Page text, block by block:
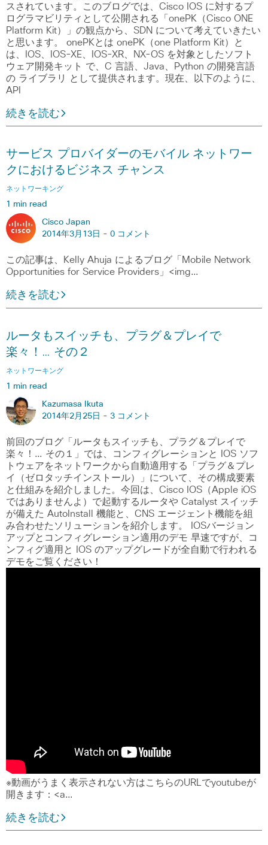
スされています。このブログでは、Cisco IOS に対するプ
ログラマビリティとして公開される「onePK（Cisco ONE
Platform Kit）」の観点から、SDN について考えていきたい
と思います。 onePKとは onePK（one Platform Kit）と
は、IOS、IOS-XE、IOS-XR、NX-OS を対象としたソフト
ウェア開発キット で、C 言語、Java、Python の開発言語
の ライブラリ として提供されます。現在、以下のように、
API
続きを読む
サービス プロバイダーのモバイル ネットワー
クにおけるビジネス チャンス
ネットワーキング
1 min read
Cisco Japan
2014年3月13日 - 0 コメント
この記事は、Kelly Ahuja によるブログ「Mobile Network
Opportunities for Service Providers」<img…
続きを読む
ルータもスイッチも、プラグ＆プレイで
楽々！… その２
ネットワーキング
1 min read
Kazumasa Ikuta
2014年2月25日 - 3 コメント
前回のブログ「ルータもスイッチも、プラグ＆プレイで
楽々！… その１」では、コンフィグレーションと IOS ソフ
トウェアをネットワークから自動適用する「プラグ＆プレ
イ（ゼロタッチインストール）」について、その構成要素
と仕組みを紹介しました。今回は、Cisco IOS（Apple iOS
ではありませんよ）で起動するルータや Catalyst スイッチ
が備えた AutoInstall 機能と、CNS エージェント機能を組
み合わせたソリューションを紹介します。 IOSバージョン
アップとコンフィグレーション適用のデモ 早速ですが、コ
ンフィグ適用と IOS のアップグレードが全自動で行われる
デモをご覧ください！
※動画がうまく表示されない方はこちらのURLでyoutubeが
開きます：<a…
続きを読む